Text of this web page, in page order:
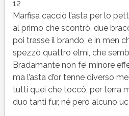
12
Marfisa cacciò l’asta per lo
al primo che scontrò, due
poi trasse il brando, e in men
spezzò quattro elmi, che
Bradamante non fe’ minore
ma l’asta d’or tenne diverso
tutti quei che toccò, per terra
duo tanti fur, né però alcuno